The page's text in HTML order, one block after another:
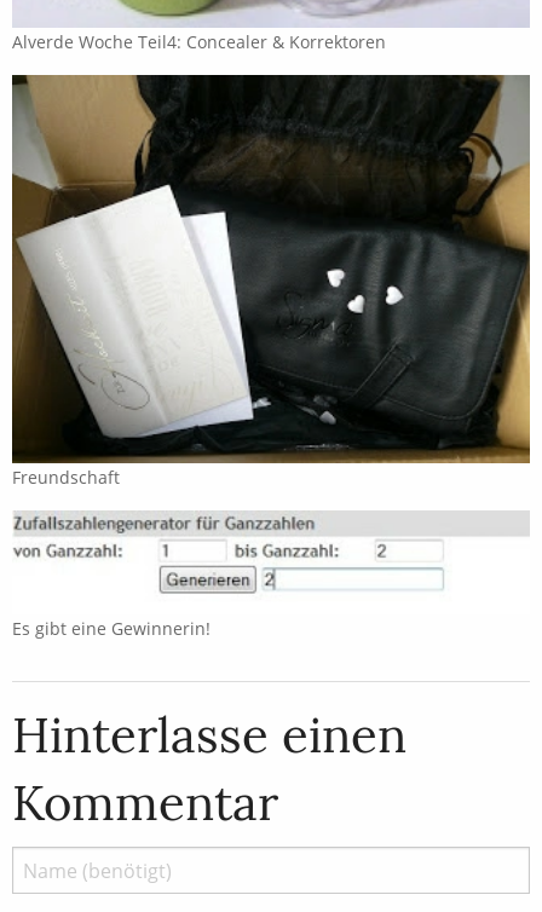
Alverde Woche Teil4: Concealer & Korrektoren
Freundschaft
Es gibt eine Gewinnerin!
Hinterlasse einen
Kommentar